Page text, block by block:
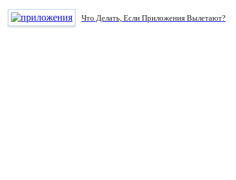
Что Делать, Если Приложения Вылетают?